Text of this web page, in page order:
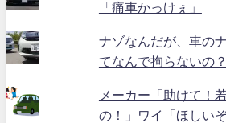
「痛車かっけぇ」
ナゾなんだが、車の
てなんで拘らないの
メーカー「助けて！
の！」ワイ「ほしい